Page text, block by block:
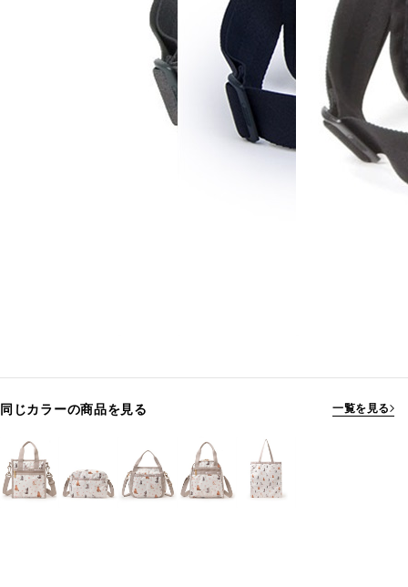
同じカラーの商品を見る 一覧を見る